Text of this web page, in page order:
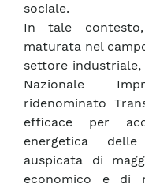
sociale.
In tale contesto,
maturata nel
settore
Nazionale
ridenominato
efficace per
energetica
auspicata di
economico e di